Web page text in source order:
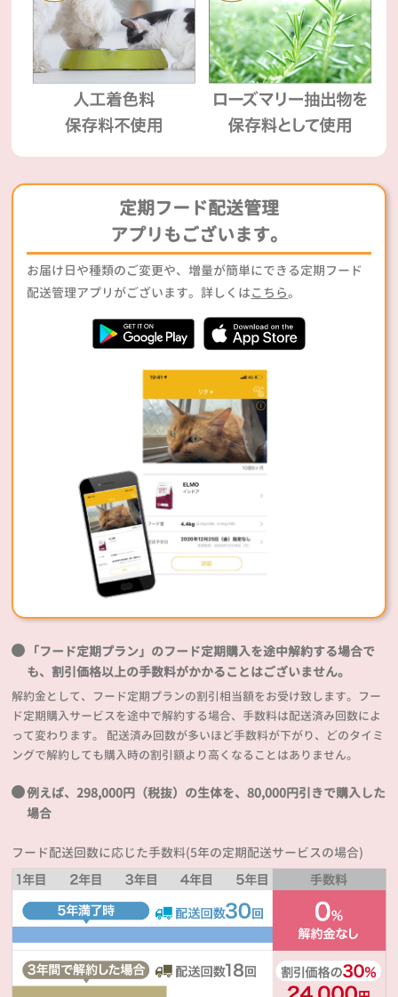
定期フード配送管理
アプリもございます。
お届け日や種類のご変更や、増量が簡単にできる定期フード
配送管理アプリがございます。詳しくはこちら。
「フード定期プラン」のフード定期購入を途中解約する場合で
も、割引価格以上の手数料がかかることはございません。
解約金として、フード定期プランの割引相当額をお受け致します。フー
ド定期購入サービスを途中で解約する場合、手数料は配送済み回数によ
って変わります。 配送済み回数が多いほど手数料が下がり、どのタイミ
ングで解約しても購入時の割引額より高くなることはありません。
例えば、298,000円（税抜）の生体を、80,000円引きで購入した
場合
フード配送回数に応じた手数料(5年の定期配送サービスの場合)